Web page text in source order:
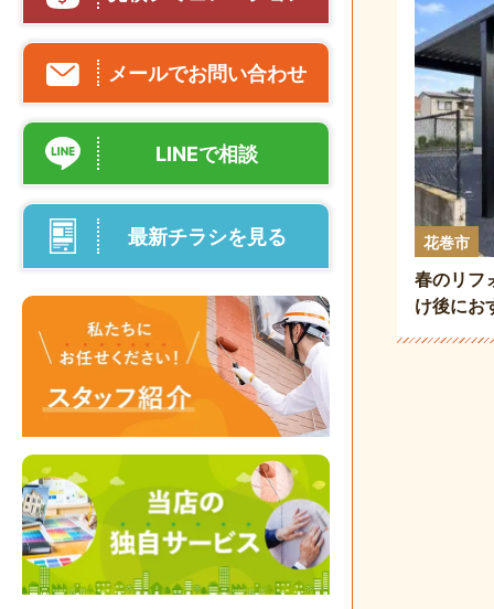
メールでお問い合わせ
LINEで相談
最新チラシを見る 花巻市
春のリフ
け後にお
装・内装